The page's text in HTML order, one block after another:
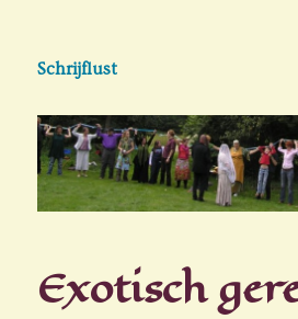
Schrijflust
Exotisch